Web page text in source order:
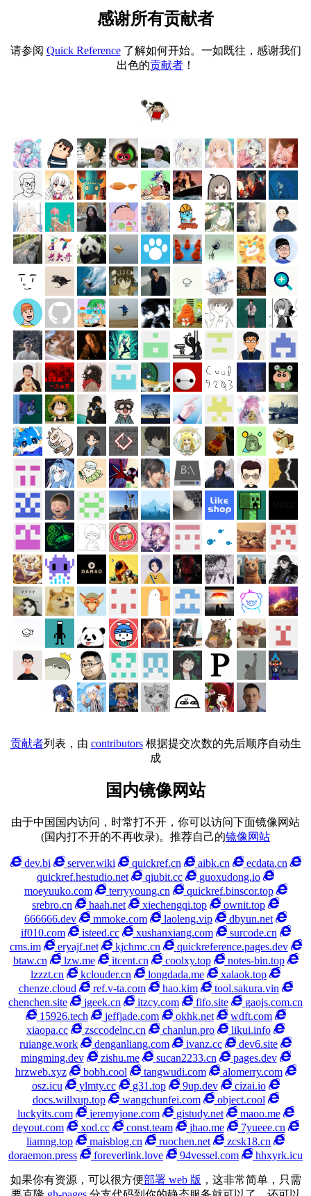
感谢所有贡献者
请参阅 Quick Reference了解如何开始。一如既往，感谢我们
出色的贡献者 ！
贡献者列表，由 contributors根据提交次数的先后顺序自动生
成
国内镜像网站
由于中国国内访问，时常打不开，你可以访问下面镜像网站
(国内打不开的不再收录)。推荐自己的镜像网站
dev.bi server.wiki quickref.cn aibk.cn
ecdata.cn
quickref.hestudio.net
qiubit.cc
guoxudong.io
moeyuuko.com
terryyoung.cn
quickref.binscor.top
srebro.cn
haah.net xiechengqi.top
ownit.top
666666.dev
mmoke.com laoleng.vip
dbyun.net
if010.com
isteed.cc xushanxiang.com
surcode.cn
cms.im
eryajf.net kjchmc.cn
quickreference.pages.dev
btaw.cn
lzw.me itcent.cn coolxy.top
notes-bin.top
lzzzt.cn
kclouder.cn longdada.me
xalaok.top
chenze.cloud
ref.v-ta.com hao.kim
tool.sakura.vin
chenchen.site
jgeek.cn itzcy.com fifo.site
gaojs.com.cn
15926.tech
jeffjade.com okhk.net
wdft.com
xiaopa.cc
zsccodelnc.cn chanlun.pro
likui.info
ruiange.work
denganliang.com ivanz.cc
dev6.site
mingming.dev
zishu.me sucan2233.cn
pages.dev
hrzweb.xyz
bobh.cool tangwudi.com
alomerry.com
osz.icu
ylmty.cc g31.top 9up.dev
cizai.io
docs.willxup.top
wangchunfei.com
object.cool
luckyits.com
jeremyjone.com gistudy.net
maoo.me
deyout.com
xod.cc const.team jhao.me
7yueee.cn
liamng.top
maisblog.cn ruochen.net
zcsk18.cn
doraemon.press
foreverlink.love 94vessel.com hhxyrk.icu
如果你有资源，可以很方便部署 web 版 ，这非常简单，只需